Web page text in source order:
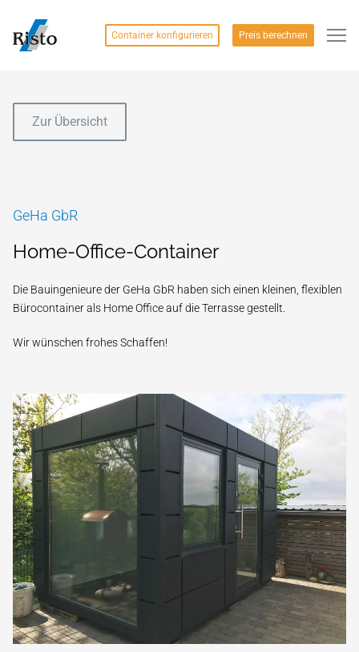
Container konfigurieren Preis berechnen
Zur Übersicht
GeHa GbR
Home-Office-Container
Die Bauingenieure der GeHa GbR haben sich einen kleinen, flexiblen
Bürocontainer als Home Office auf die Terrasse gestellt.
Wir wünschen frohes Schaffen!